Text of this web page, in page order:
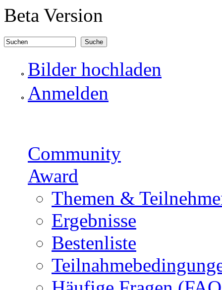
Direkt zum Inhalt
Beta Version
Suchformular
Bilder hochladen
Anmelden
Community
Award
Themen &
Ergebnisse
Bestenliste